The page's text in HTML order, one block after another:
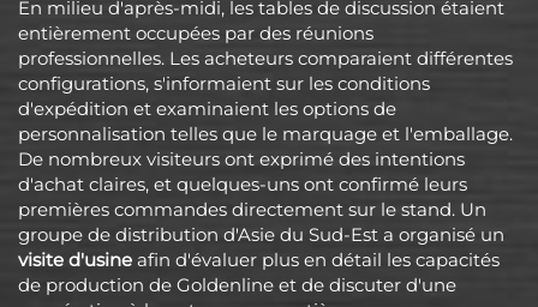
En milieu d'après-midi, les tables de discussion étaient
entièrement occupées par des réunions
professionnelles. Les acheteurs comparaient différentes
configurations, s'informaient sur les conditions
d'expédition et examinaient les options de
personnalisation telles que le marquage et l'emballage.
De nombreux visiteurs ont exprimé des intentions
d'achat claires, et quelques-uns ont confirmé leurs
premières commandes directement sur le stand. Un
groupe de distribution d'Asie du Sud-Est a organisé un
visite d'usine afin d'évaluer plus en détail les capacités
de production de Goldenline et de discuter d'une